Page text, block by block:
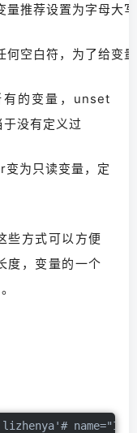
推荐设置为字母大写
何空白符，为了给变
的变量，unset
没有定义过
为只读变量，定
些方式可以方便
度，变量的一个
lizhenya'# name="I